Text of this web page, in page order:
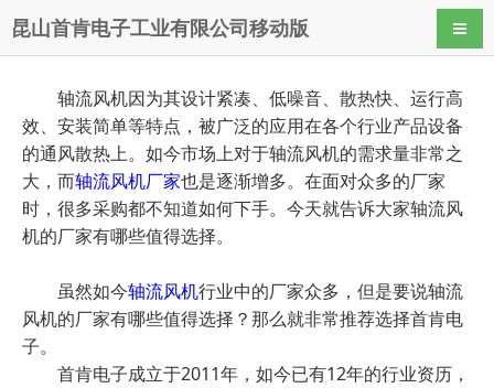
昆山首肯电子工业有限公司移动版 导航
轴流风机因为其设计紧凑、低噪音、散热快、运行高
效、安装简单等特点，被广泛的应用在各个行业产品设备
的通风散热上。如今市场上对于轴流风机的需求量非常之
大，而轴流风机厂家也是逐渐增多。在面对众多的厂家
时，很多采购都不知道如何下手。今天就告诉大家轴流风
机的厂家有哪些值得选择。
虽然如今轴流风机行业中的厂家众多，但是要说轴流
风机的厂家有哪些值得选择？那么就非常推荐选择首肯电
子。
首肯电子成立于2011年，如今已有12年的行业资历，